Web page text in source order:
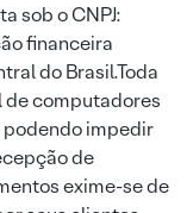
sob o CNPJ:
financeira
do Brasil.Toda
de computadores
podendo impedir
de
exime-se de